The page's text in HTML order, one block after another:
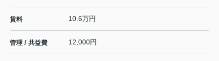
賃料 10.6万円
管理 / 共益費 12,000円